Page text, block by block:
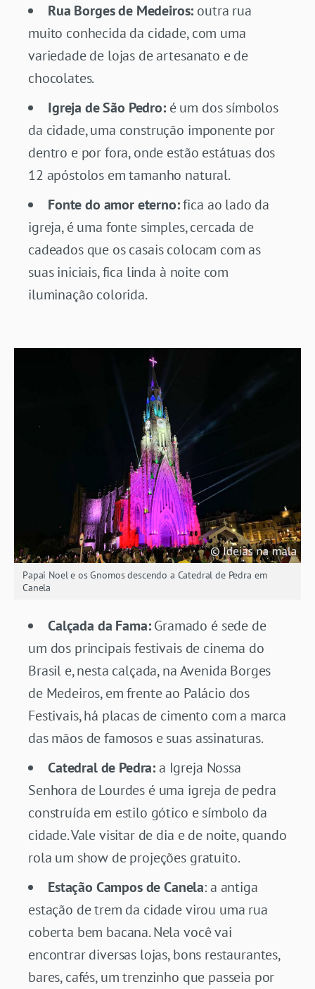
Rua Borges de Medeiros: outra rua
muito conhecida da cidade, com uma
variedade de lojas de artesanato e de
chocolates.
Igreja de São Pedro: é um dos símbolos
da cidade, uma construção imponente por
dentro e por fora, onde estão estátuas dos
12 apóstolos em tamanho natural.
Fonte do amor eterno:fica ao lado da
igreja, é uma fonte simples, cercada de
cadeados que os casais colocam com as
suas iniciais, fica linda à noite com
iluminação colorida.
Papai Noel e os Gnomos descendo a Catedral de Pedra em
Canela
Calçada da Fama:Gramado é sede de
um dos principais festivais de cinema do
Brasil e, nesta calçada, na Avenida Borges
de Medeiros, em frente ao Palácio dos
Festivais, há placas de cimento com a marca
das mãos de famosos e suas assinaturas.
Catedral de Pedra:a Igreja Nossa
Senhora de Lourdes é uma igreja de pedra
construída em estilo gótico e símbolo da
cidade. Vale visitar de dia e de noite, quando
rola um show de projeções gratuito.
Estação Campos de Canela: a antiga
estação de trem da cidade virou uma rua
coberta bem bacana. Nela você vai
encontrar diversas lojas, bons restaurantes,
bares, cafés, um trenzinho que passeia por